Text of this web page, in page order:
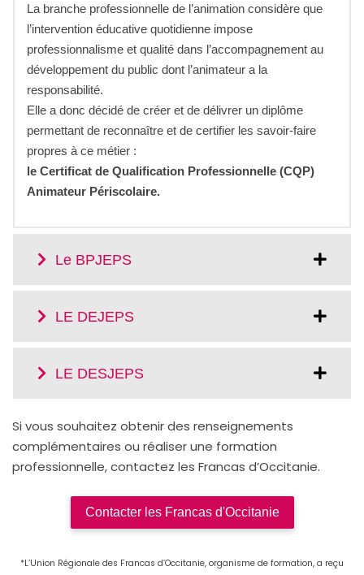
La branche professionnelle de l’animation considère que
l’intervention éducative quotidienne impose
professionnalisme et qualité dans l’accompagnement au
développement du public dont l’animateur a la
responsabilité.
Elle a donc décidé de créer et de délivrer un diplôme
permettant de reconnaître et de certifier les savoir-faire
propres à ce métier :
le Certificat de Qualification Professionnelle (CQP)
Animateur Périscolaire.
Le BPJEPS
LE DEJEPS
LE DESJEPS
Si vous souhaitez obtenir des renseignements
complémentaires ou réaliser une formation
professionnelle, contactez les Francas d’Occitanie.
Contacter les Francas d'Occitanie
*L’Union Régionale des Francas d’Occitanie, organisme de formation, a reçu